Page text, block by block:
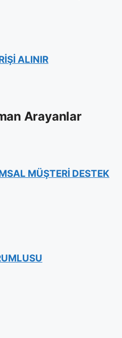
ALINIR
Arayanlar
MÜŞTERİ DESTEK